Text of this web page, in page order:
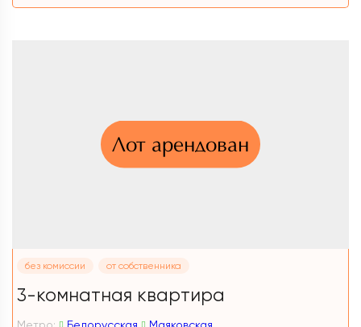
Лот арендован
без комиссии от собственника
3-комнатная квартира